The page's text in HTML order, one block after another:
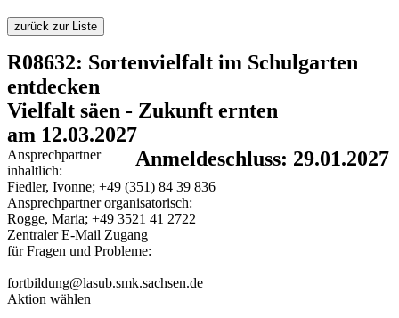
zurück zur Liste
R08632: Sortenvielfalt im Schulgarten
entdecken
Vielfalt säen - Zukunft ernten
am 12.03.2027
Anmeldeschluss: 29.01.2027
Ansprechpartner
inhaltlich:
Fiedler, Ivonne; +49 (351) 84 39 836
Ansprechpartner organisatorisch:
Rogge, Maria; +49 3521 41 2722
Zentraler E-Mail Zugang
für Fragen und Probleme:
fortbildung@lasub.smk.sachsen.de
Aktion wählen